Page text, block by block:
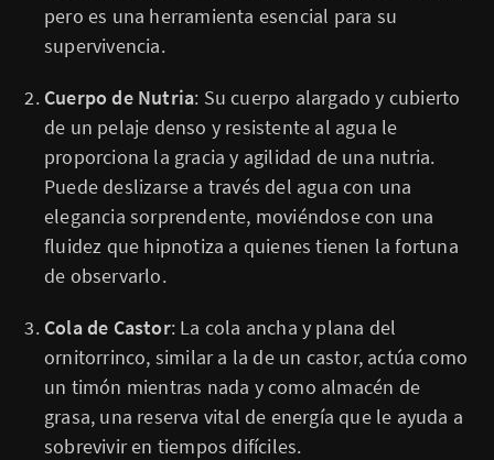
pero es una herramienta esencial para su
supervivencia.
Cuerpo de Nutria: Su cuerpo alargado y cubierto
de un pelaje denso y resistente al agua le
proporciona la gracia y agilidad de una nutria.
Puede deslizarse a través del agua con una
elegancia sorprendente, moviéndose con una
fluidez que hipnotiza a quienes tienen la fortuna
de observarlo.
Cola de Castor: La cola ancha y plana del
ornitorrinco, similar a la de un castor, actúa como
un timón mientras nada y como almacén de
grasa, una reserva vital de energía que le ayuda a
sobrevivir en tiempos difíciles.